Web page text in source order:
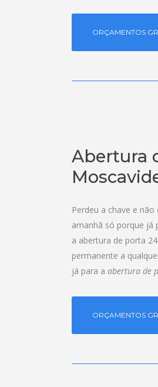
ORÇAMENTOS
Abertura
Perdeu a chave e
amanhã só porque já
a abertura de porta
permanente a
já para a abertura de
ORÇAMENTOS